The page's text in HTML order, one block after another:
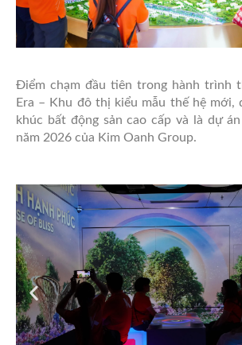
Điểm chạm đầu tiên trong hành trình
Era – Khu đô thị kiểu mẫu thế hệ mới,
khúc bất động sản cao cấp và là dự
năm 2026 của Kim Oanh Group.